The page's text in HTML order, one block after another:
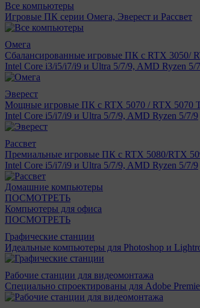
Все компьютеры
Игровые ПК серии Омега, Эверест и Рассвет
Омега
Сбалансированные игровые ПК с RTX 3050/
Intel Core i3/i5/i7/i9 и Ultra 5/7/9, AMD Ryzen 5/
Эверест
Мощные игровые ПК с RTX 5070 / RTX 5070
Intel Core i5/i7/i9 и Ultra 5/7/9, AMD Ryzen 5/7/9
Рассвет
Премиальные игровые ПК с RTX 5080/RTX
Intel Core i5/i7/i9 и Ultra 5/7/9, AMD Ryzen 5/7/9
Домашние компьютеры
ПОСМОТРЕТЬ
Компьютеры для офиса
ПОСМОТРЕТЬ
Графические станции
Идеальные компьютеры для Photoshop и
Рабочие станции для видеомонтажа
Специально спроектированы для Adobe